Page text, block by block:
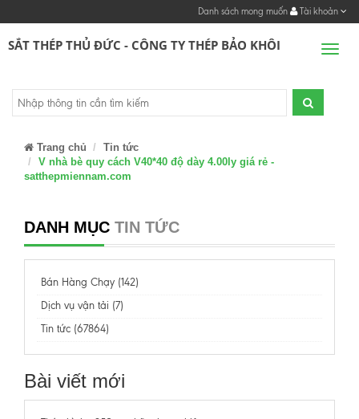
Danh sách mong muốn Tài khoản
SẮT THÉP THỦ ĐỨC - CÔNG TY THÉP BẢO KHÔI
Trang chủ
Tin tức
V nhà bè quy cách V40*40 độ dày 4.00ly giá rẻ -
satthepmiennam.com
DANH MỤC TIN TỨC
Bán Hàng Chạy (142)
Dịch vụ vận tải (7)
Tin tức (67864)
Bài viết mới